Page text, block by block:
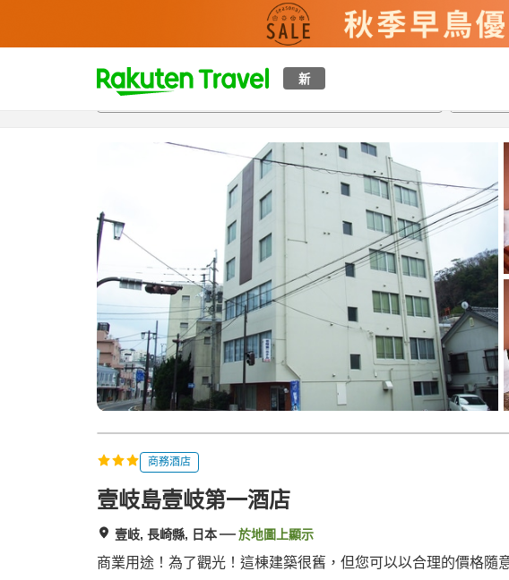
新
t
p
s
e
a
r
c
h
概覽房間及住宿方案 評價設施
商務酒店
壹岐島壹岐第一酒店
壹岐, 長崎縣, 日本 於地圖上顯示
商業用途！為了觀光！這棟建築很舊，但您可以以合理的價格隨